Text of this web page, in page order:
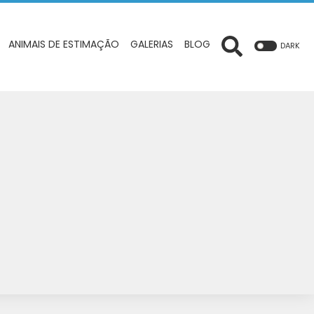
ANIMAIS DE ESTIMAÇÃO GALERIAS BLOG DARK